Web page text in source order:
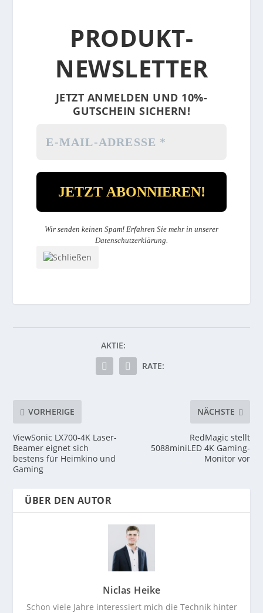
PRODUKT-
NEWSLETTER
JETZT ANMELDEN UND 10%-
GUTSCHEIN SICHERN!
Wir senden keinen Spam! Erfahren Sie mehr in unserer
Datenschutzerklärung
AKTIE:
RATE:
VORHERIGE
ViewSonic LX700-4K Laser-
Beamer eignet sich
bestens für Heimkino und
Gaming
NÄCHSTE
RedMagic stellt
5088miniLED 4K Gaming-
Monitor vor
ÜBER DEN AUTOR
Niclas Heike
Schon viele Jahre interessiert mich die Technik hinter